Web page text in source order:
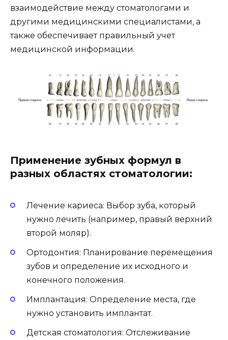
взаимодействие между стоматологами и
другими медицинскими специалистами, а
также обеспечивает правильный учет
медицинской информации.
Применение зубных формул в
разных областях стоматологии:
Лечение кариеса: Выбор зуба, который
нужно лечить (например, правый верхний
второй моляр).
Ортодонтия: Планирование перемещения
зубов и определение их исходного и
конечного положения.
Имплантация: Определение места, где
нужно установить имплантат.
Детская стоматология: Отслеживание